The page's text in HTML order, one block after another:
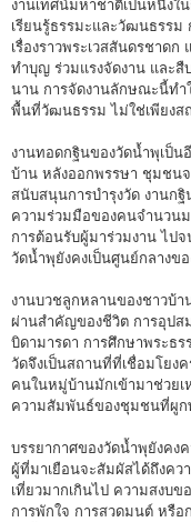
งานเทศน์มหาชาติเป็นหนึ่ง
เรียนรู้ธรรมะและวัฒนธรรม
เรื่องราวพระเวสสันดรชาด
ทำบุญ ร่วมแรงจัดงาน และ
นาน การจัดงานลักษณะนี้ทำ
พื้นที่วัฒนธรรม ไม่ใช่เพียงส
งานทอดกฐินของวัดน้ำพุเป็
บ้าน หลังออกพรรษา ชุมชนจ
สนับสนุนการบำรุงวัด งานกฐิ
ความร่วมมือของคนจำนวน
การต้อนรับผู้มาร่วมงาน ไป
วัดน้ำพุยังคงเป็นศูนย์กลาง
งานบวชลูกหลานของชาวบ้
ผ่านสำคัญของชีวิต การอุปส
บิดามารดา การศึกษาพระธ
วัดจึงเป็นสถานที่ที่เชื่อมโยง
คนในหมู่บ้านมักเข้ามาช่วยเ
ความสัมพันธ์ของชุมชนที่ผูก
บรรยากาศของวัดน้ำพุยังคง
ผู้ที่มาเยือนจะสัมผัสได้ถึงคว
เที่ยวมากเกินไป ความสงบ
การพักใจ การสวดมนต์ หรือ